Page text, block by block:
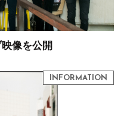
像を公開